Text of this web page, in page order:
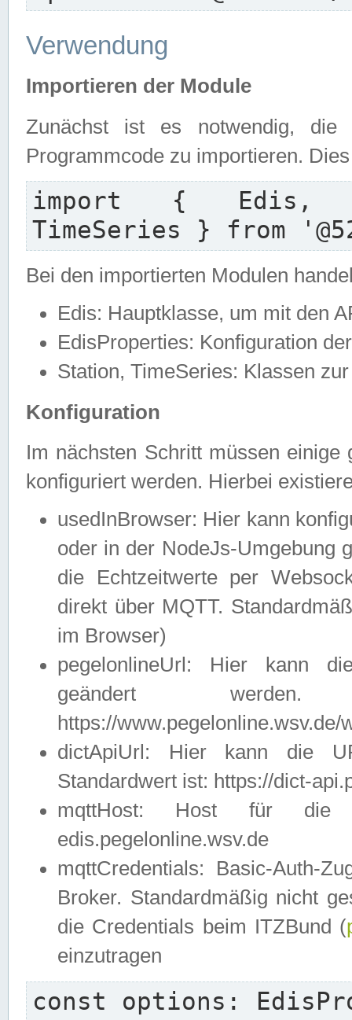
Verwendung
Importieren der Module
Zunächst ist es notwendig, die
Programmcode zu importieren.
import { Edis,
TimeSeries } from
Bei den importierten Modulen
Edis: Hauptklasse, um mit den
EdisProperties: Konfiguration
Station, TimeSeries: Klassen
Konfiguration
Im nächsten Schritt müssen einige
konfiguriert werden. Hierbei
usedInBrowser: Hier kann
oder in der NodeJs-Umgebung
die Echtzeitwerte per
direkt über MQTT.
im Browser)
pegelonlineUrl: Hier kann
geändert
https://
dictApiUrl: Hier kann die
Standardwert ist: https://dict-
mqttHost: Host für die
edis.pegelonline.wsv.de
mqttCredentials: Basic-Auth-
Broker. Standardmäßig nicht
die Credentials beim ITZBund (
einzutragen
const options: